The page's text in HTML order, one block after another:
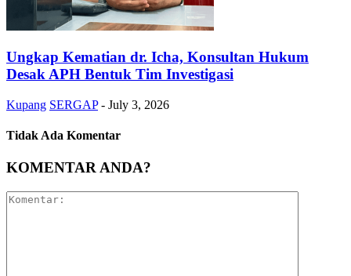
Ungkap Kematian dr. Icha, Konsultan Hukum
Desak APH Bentuk Tim Investigasi
Kupang SERGAP - July 3, 2026
Tidak Ada Komentar
KOMENTAR ANDA?